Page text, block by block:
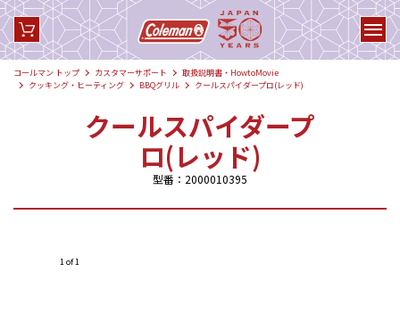
コールマン トップ カスタマーサポート
取扱説明書・HowtoMovie
クッキング・ヒーティング
BBQグリル クールスパイダープロ(レッド)
クールスパイダープ
ロ(レッド)
型番：2000010395
1 of 1